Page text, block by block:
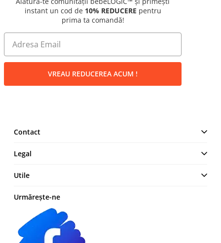
instant un cod de 10% REDUCERE pentru
prima ta comandă!
VREAU REDUCEREA ACUM !
Contact
MAKE IT LOGIC SRL
Str. Lt. Aurel Botea, Nr. 4,
România
+4 0744 23 0000
Legal
Termeni și Condiții
Politica cookies
Utile
Cum comand
Modalități de plată
Retur produse
Urmărește-ne